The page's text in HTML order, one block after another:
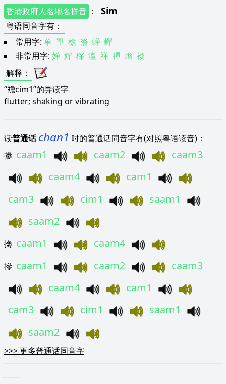
香港政府人名地名拼音 ： Sim
粤语同音字有 ：
常用字: 单 單 檐 簷 蝉 蟬
非常用字: 婵 嬋 棎 澶 禅 禪 蟾 裧
解释 ：
“襜cim1”的异读字
flutter; shaking or vibrating
读普通话 chan1 时的普通话同音字有(对照粤语读音)：
掺 caam1 caam2
caam3
caam4
cam1
cam3
cim1
saam1
saam2
搀 caam1 caam4
摻 caam1 caam2
caam3
caam4
cam1
cam3
cim1
saam1
saam2
>>>更多普通话同音字